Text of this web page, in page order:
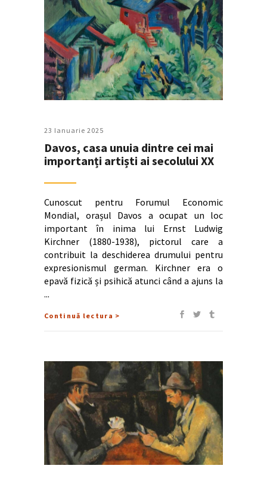
23 Ianuarie 2025
Davos, casa unuia dintre cei mai
importanți artiști ai secolului XX
Cunoscut pentru Forumul Economic
Mondial, orașul Davos a ocupat un loc
important în inima lui Ernst Ludwig
Kirchner (1880-1938), pictorul care a
contribuit la deschiderea drumului pentru
expresionismul german. Kirchner era o
epavă fizică și psihică atunci când a ajuns la
Continuă lectura >